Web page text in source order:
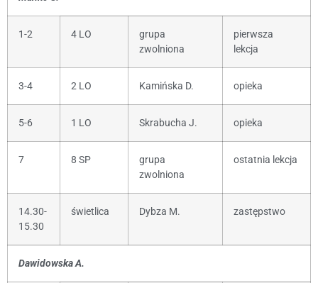
1-2 4 LO
grupa
zwolniona
pierwsza
lekcja
3-4 2 LO Kamińska D. opieka
5-6 1 LO Skrabucha J. opieka
7 8 SP
grupa
zwolniona
ostatnia lekcja
14.30-
15.30
świetlica Dybza M. zastępstwo
Dawidowska A.